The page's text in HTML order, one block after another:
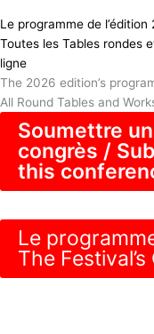
Le programme de
Toutes les Tables rondes
ligne
The 2026 edition’s
All Round Tables and
Soumettre
congrès /
this
Le
The